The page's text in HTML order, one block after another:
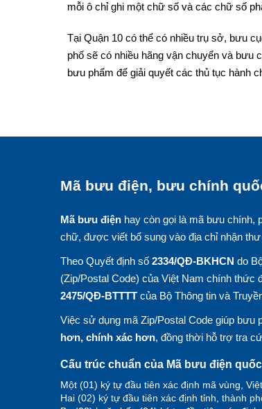
mỗi ô chỉ ghi một chữ số và các chữ số
Tại Quận 10 có thể có nhiều trụ sở, bưu
phố sẽ có nhiều hãng vận chuyển và bưu
bưu phẩm để giải quyết các thủ tục hành
Mã bưu điện, bưu chính
Mã bưu điện hay còn gọi là mã bưu chính,
chữ, được viết bổ sung vào địa chỉ nhận
Theo Quyết định số 2334/QĐ-BKHCN do
(Zip/Postal Code) của Việt Nam chính thức
2475/QĐ-BTTTT của Bộ Thông tin và
Việc sử dụng mã Zip/Postal Code giúp bưu
hơn, chính xác hơn, đồng thời hỗ trợ tra
Cấu trúc chuẩn của Mã bưu điện
Một (01) ký tự đầu tiên xác định mã vùng,
Hai (02) ký tự đầu tiên xác định tỉnh, thành